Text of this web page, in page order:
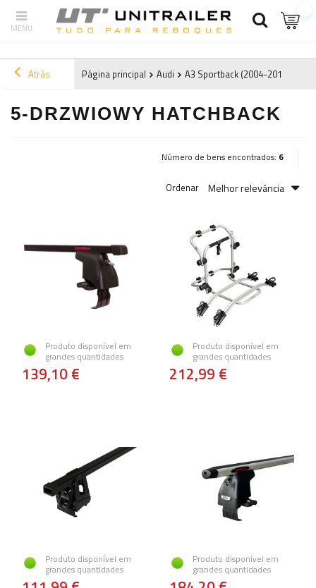
Atrás Página principal Audi A3 Sportback (2004-2012) 8P
5-DRZWIOWY HATCHBACK
Número de bens encontrados: 6
Ordenar Melhor relevância
Produto disponível em
grandes quantidades
139,10 €
Produto disponível em
grandes quantidades
212,99 €
Produto disponível em
grandes quantidades
Produto disponível em
grandes quantidades